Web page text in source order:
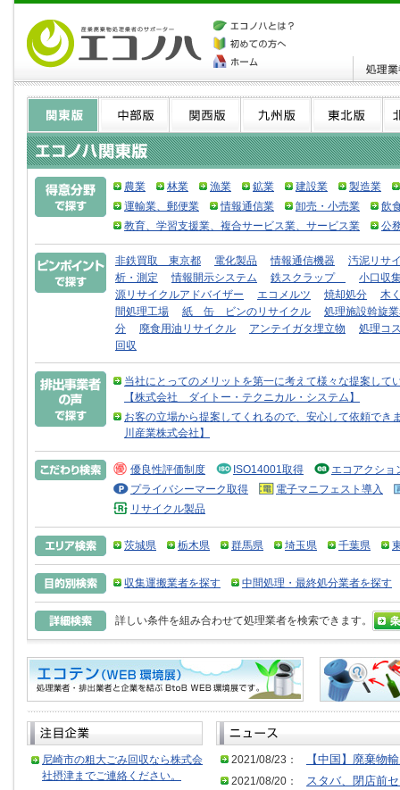
農業 林業 漁業 鉱業 建設業
製造業
運輸業、郵便業
情報通信業 卸売・小売業
飲
教育、学習支援業、複合サービス業、サービス業
公
非鉄買取 東京都 電化製品 情報通信機器
汚泥リサ
析・測定
情報開示システム 鉄スクラップ
小口収
源リサイクルアドバイザー
エコメルツ 焼却処分
木
間処理工場
紙 缶 ビンのリサイクル
処理施設斡旋
分
廃食用油リサイクル アンテイガタ埋立物
処理コ
回収
当社にとってのメリットを第一に考えて様々な提案し
【株式会社 ダイトー・テクニカル・システム】
お客の立場から提案してくれるので、安心して依頼で
川産業株式会社】
優良性評価制度 ISO14001取得
エコアクショ
プライバシーマーク取得
電子マニフェスト導入
リサイクル製品
茨城県 栃木県 群馬県 埼玉県 千葉県
収集運搬業者を探す 中間処理・最終処分業者を探す
詳しい条件を組み合わせて処理業者を検索できます。
尼崎市の粗大ごみ回収なら株式会
社摂津までご連絡ください。
2021/08/23：
【中国】廃棄物
2021/08/20：
スタバ、閉店前